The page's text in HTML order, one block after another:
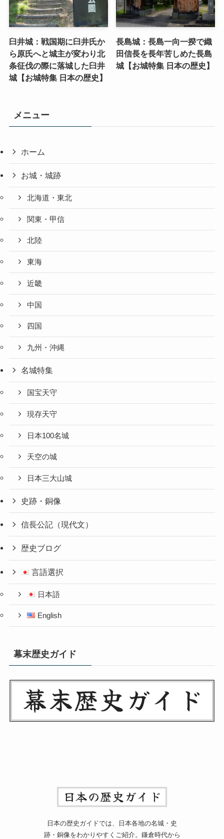
臼井城：戦国期に臼井氏か
ら原氏へと城主が変わり北
条征伐の際に落城した臼井
城【お城特集 日本の歴史】
長島城：長島一向一揆で織
田信長を長年苦しめた長島
城【お城特集 日本の歴史】
メニュー
ホーム
お城・城跡
北海道・東北
関東・甲信
北陸
東海
近畿
中国
四国
九州・沖縄
名城特集
国宝天守
現存天守
日本100名城
天空の城
日本三大山城
史跡・銅像
信長公記（現代文）
歴史ブログ
言語選択
日本語
English
幕末歴史ガイド
日本の歴史ガイドでは、日本各地の名城・史
跡・銅像をわかりやすくご紹介。鎌倉時代から